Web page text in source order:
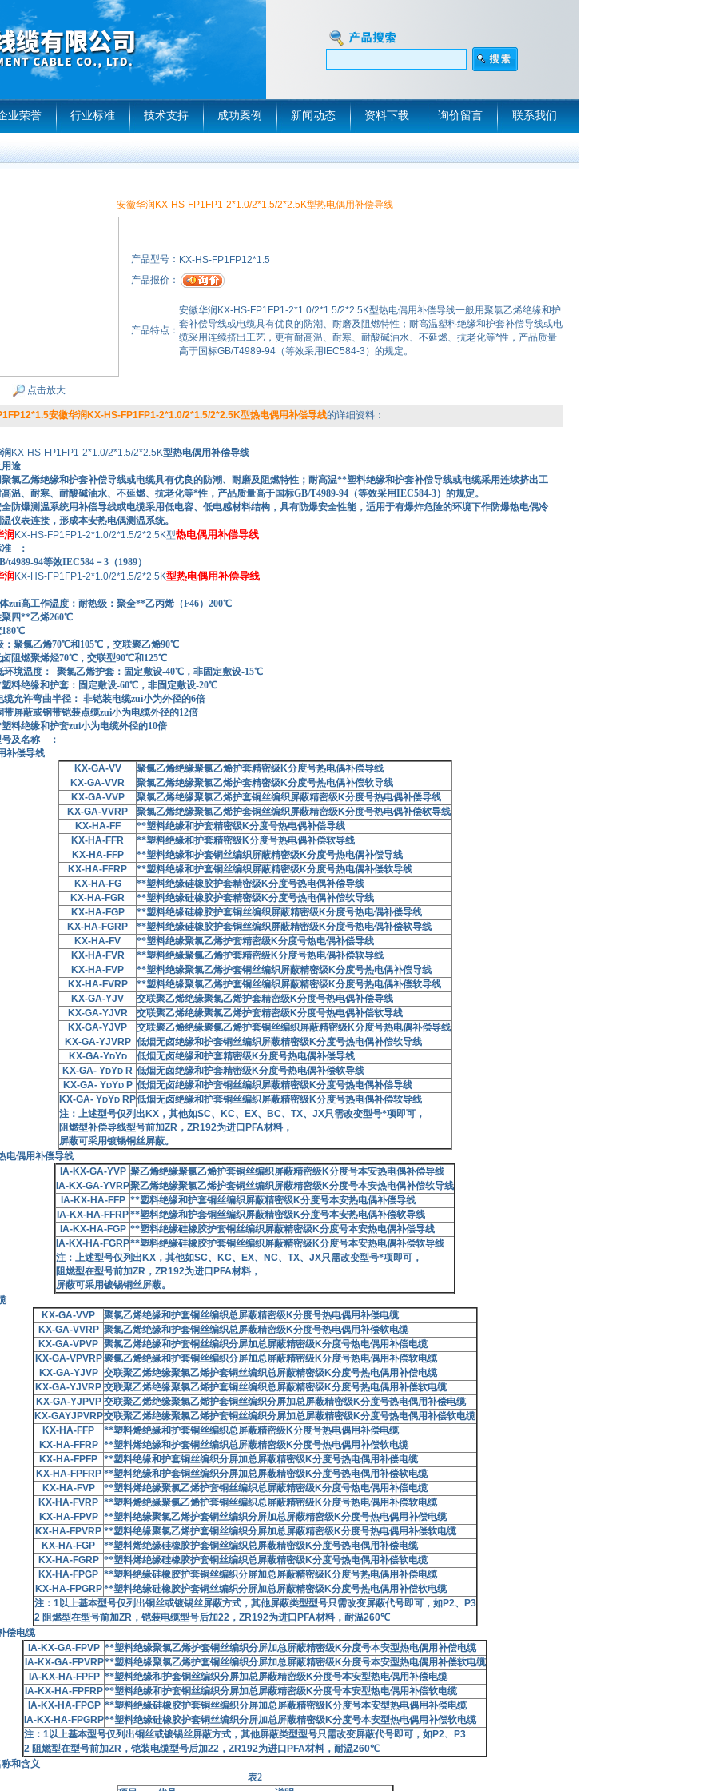
业荣誉 行业标准 技术支持 成功案例 新闻动态 资料下载 询价留言 联系我们
安徽华润KX-HS-FP1FP1-2*1.0/2*1.5/2*2.5K型热电偶用补偿导线
点击放大
产品型号： KX-HS-FP1FP12*1.5
产品报价：
产品特点：
安徽华润KX-HS-FP1FP1-2*1.0/2*1.5/2*2.5K型热电偶用补偿导线一般用聚氯乙烯绝缘和护
套补偿导线或电缆具有优良的防潮、耐磨及阻燃特性；耐高温塑料绝缘和护套补偿导线或电
缆采用连续挤出工艺，更有耐高温、耐寒、耐酸碱油水、不延燃、抗老化等*性，产品质量
高于国标GB/T4989-94（等效采用IEC584-3）的规定。
安徽华润KX-HS-FP1FP1-2*1.0/2*1.5/2*2.5K型热电偶用补偿导线的详细资料：
KX-HS-FP1FP1-2*1.0/2*1.5/2*2.5K型热电偶用补偿导线
途
氯乙烯绝缘和护套补偿导线或电缆具有优良的防潮、耐磨及阻燃特性；耐高温**塑料绝缘和护套补偿导线或电缆采用连续挤出工
温、耐寒、耐酸碱油水、不延燃、抗老化等*性，产品质量高于国标GB/T4989-94（等效采用IEC584-3）的规定。
防爆测温系统用补偿导线或电缆采用低电容、低电感材料结构，具有防爆安全性能，适用于有爆炸危险的环境下作防爆热电偶冷
仪表连接，形成本安热电偶测温系统。
润 KX-HS-FP1FP1-2*1.0/2*1.5/2*2.5K型热电偶用补偿导线
准 ：
94等效IEC584－3（1989）
润 KX-HS-FP1FP1-2*1.0/2*1.5/2*2.5K型热电偶用补偿导线
高工作温度：耐热级：聚全**乙丙烯（F46）200℃
四**乙烯260℃
氯乙烯70℃和105℃，交联聚乙烯90℃
燃聚烯烃70℃，交联型90℃和125℃
环境温度： 聚氯乙烯护套：固定敷设-40℃，非固定敷设-15℃
和护套：固定敷设-60℃，非固定敷设-20℃
缆允许弯曲半径： 非铠装电缆zui小为外径的6倍
或钢带铠装点缆zui小为电缆外径的12倍
和护套zui小为电缆外径的10倍
号及名称 ：
补偿导线
KX-GA-VV
聚氯乙烯绝缘聚氯乙烯护套精密级K分度号热电偶补偿导线
KX-GA-VVR
聚氯乙烯绝缘聚氯乙烯护套精密级K分度号热电偶补偿软导线
KX-GA-VVP
聚氯乙烯绝缘聚氯乙烯护套铜丝编织屏蔽精密级K分度号热电偶补偿导线
KX-GA-VVRP
聚氯乙烯绝缘聚氯乙烯护套铜丝编织屏蔽精密级K分度号热电偶补偿软导线
KX-HA-FF
**塑料绝缘和护套精密级K分度号热电偶补偿导线
KX-HA-FFR
**塑料绝缘和护套精密级K分度号热电偶补偿软导线
KX-HA-FFP
**塑料绝缘和护套铜丝编织屏蔽精密级K分度号热电偶补偿导线
KX-HA-FFRP
**塑料绝缘和护套铜丝编织屏蔽精密级K分度号热电偶补偿软导线
KX-HA-FG
**塑料绝缘硅橡胶护套精密级K分度号热电偶补偿导线
KX-HA-FGR
**塑料绝缘硅橡胶护套精密级K分度号热电偶补偿软导线
KX-HA-FGP
**塑料绝缘硅橡胶护套铜丝编织屏蔽精密级K分度号热电偶补偿导线
KX-HA-FGRP
**塑料绝缘硅橡胶护套铜丝编织屏蔽精密级K分度号热电偶补偿软导线
KX-HA-FV
**塑料绝缘聚氯乙烯护套精密级K分度号热电偶补偿导线
KX-HA-FVR
**塑料绝缘聚氯乙烯护套精密级K分度号热电偶补偿软导线
KX-HA-FVP
**塑料绝缘聚氯乙烯护套铜丝编织屏蔽精密级K分度号热电偶补偿导线
KX-HA-FVRP
**塑料绝缘聚氯乙烯护套铜丝编织屏蔽精密级K分度号热电偶补偿软导线
KX-GA-YJV
交联聚乙烯绝缘聚氯乙烯护套精密级K分度号热电偶补偿导线
KX-GA-YJVR
交联聚乙烯绝缘聚氯乙烯护套精密级K分度号热电偶补偿软导线
KX-GA-YJVP
交联聚乙烯绝缘聚氯乙烯护套铜丝编织屏蔽精密级K分度号热电偶补偿导线
KX-GA-YJVRP 低烟无卤绝缘和护套铜丝编织屏蔽精密级K分度号热电偶补偿软导线
KX-GA-YDYD 低烟无卤绝缘和护套精密级K分度号热电偶补偿导线
KX-GA- YDYD R 低烟无卤绝缘和护套精密级K分度号热电偶补偿软导线
KX-GA- YDYDP 低烟无卤绝缘和护套铜丝编织屏蔽精密级K分度号热电偶补偿导线
KX-GA- YDYD RP低烟无卤绝缘和护套铜丝编织屏蔽精密级K分度号热电偶补偿软导线
注：上述型号仅列出 KX ，其他如SC、 KC、 EX、 BC、 TX、 JX只需改变型号*项即可，
阻燃型补偿导线型号前加ZR ， ZR192为进口 PFA材料，
屏蔽可采用镀锡铜丝屏蔽。
电偶用补偿导线
IA-KX-GA-YVP 聚乙烯绝缘聚氯乙烯护套铜丝编织屏蔽精密级K分度号本安热电偶补偿导线
IA-KX-GA-YVRP聚乙烯绝缘聚氯乙烯护套铜丝编织屏蔽精密级K分度号本安热电偶补偿软导线
IA-KX-HA-FFP **塑料绝缘和护套铜丝编织屏蔽精密级K分度号本安热电偶补偿导线
IA-KX-HA-FFRP**塑料绝缘和护套铜丝编织屏蔽精密级K分度号本安热电偶补偿软导线
IA-KX-HA-FGP **塑料绝缘硅橡胶护套铜丝编织屏蔽精密级K分度号本安热电偶补偿导线
IA-KX-HA-FGRP**塑料绝缘硅橡胶护套铜丝编织屏蔽精密级K分度号本安热电偶补偿软导线
注：上述型号仅列出 KX ，其他如SC、 KC、 EX、 NC、 TX、 JX只需改变型号*项即可，
阻燃型在型号前加ZR ， ZR192为进口 PFA材料，
屏蔽可采用镀锡铜丝屏蔽。
KX-GA-VVP
聚氯乙烯绝缘和护套铜丝编织总屏蔽精密级K分度号热电偶用补偿电缆
KX-GA-VVRP 聚氯乙烯绝缘和护套铜丝编织总屏蔽精密级K分度号热电偶用补偿软电缆
KX-GA-VPVP 聚氯乙烯绝缘和护套铜丝编织分屏加总屏蔽精密级K分度号热电偶用补偿电缆
KX-GA-VPVRP聚氯乙烯绝缘和护套铜丝编织分屏加总屏蔽精密级K分度号热电偶用补偿软电缆
KX-GA-YJVP 交联聚乙烯绝缘聚氯乙烯护套铜丝编织总屏蔽精密级K分度号热电偶用补偿电缆
KX-GA-YJVRP 交联聚乙烯绝缘聚氯乙烯护套铜丝编织总屏蔽精密级K分度号热电偶用补偿软电缆
KX-GA-YJPVP 交联聚乙烯绝缘聚氯乙烯护套铜丝编织分屏加总屏蔽精密级K分度号热电偶用补偿电缆
KX-GAYJPVRP交联聚乙烯绝缘聚氯乙烯护套铜丝编织分屏加总屏蔽精密级K分度号热电偶用补偿软电缆
KX-HA-FFP
**塑料烯绝缘和护套铜丝编织总屏蔽精密级K分度号热电偶用补偿电缆
KX-HA-FFRP **塑料烯绝缘和护套铜丝编织总屏蔽精密级K分度号热电偶用补偿软电缆
KX-HA-FPFP **塑料绝缘和护套铜丝编织分屏加总屏蔽精密级K分度号热电偶用补偿电缆
KX-HA-FPFRP **塑料绝缘和护套铜丝编织分屏加总屏蔽精密级K分度号热电偶用补偿软电缆
KX-HA-FVP
**塑料烯绝缘聚氯乙烯护套铜丝编织总屏蔽精密级K分度号热电偶用补偿电缆
KX-HA-FVRP **塑料烯绝缘聚氯乙烯护套铜丝编织总屏蔽精密级K分度号热电偶用补偿软电缆
KX-HA-FPVP **塑料绝缘聚氯乙烯护套铜丝编织分屏加总屏蔽精密级K分度号热电偶用补偿电缆
KX-HA-FPVRP **塑料绝缘聚氯乙烯护套铜丝编织分屏加总屏蔽精密级K分度号热电偶用补偿软电缆
KX-HA-FGP
**塑料烯绝缘硅橡胶护套铜丝编织总屏蔽精密级K分度号热电偶用补偿电缆
KX-HA-FGRP **塑料烯绝缘硅橡胶护套铜丝编织总屏蔽精密级K分度号热电偶用补偿软电缆
KX-HA-FPGP **塑料绝缘硅橡胶护套铜丝编织分屏加总屏蔽精密级K分度号热电偶用补偿电缆
KX-HA-FPGRP**塑料绝缘硅橡胶护套铜丝编织分屏加总屏蔽精密级K分度号热电偶用补偿软电缆
注： 1以上基本型号仅列出铜丝或镀锡丝屏蔽方式，其他屏蔽类型型号只需改变屏蔽代号即可，如P2、
P3
2 阻燃型在型号前加ZR，铠装电缆型号后加22， ZR192为进口 PFA材料，耐温260℃
偿电缆
IA-KX-GA-FPVP **塑料绝缘聚氯乙烯护套铜丝编织分屏加总屏蔽精密级K分度号本安型热电偶用补偿电缆
IA-KX-GA-FPVRP**塑料绝缘聚氯乙烯护套铜丝编织分屏加总屏蔽精密级K分度号本安型热电偶用补偿软电缆
IA-KX-HA-FPFP **塑料绝缘和护套铜丝编织分屏加总屏蔽精密级K分度号本安型热电偶用补偿电缆
IA-KX-HA-FPFRP**塑料绝缘和护套铜丝编织分屏加总屏蔽精密级K分度号本安型热电偶用补偿软电缆
IA-KX-HA-FPGP **塑料绝缘硅橡胶护套铜丝编织分屏加总屏蔽精密级K分度号本安型热电偶用补偿电缆
IA-KX-HA-FPGRP**塑料绝缘硅橡胶护套铜丝编织分屏加总屏蔽精密级K分度号本安型热电偶用补偿软电缆
注： 1以上基本型号仅列出铜丝或镀锡丝屏蔽方式，其他屏蔽类型型号只需改变屏蔽代号即可，如P2、
P3
2 阻燃型在型号前加ZR ，铠装电缆型号后加22 ， ZR192为进口 PFA材料，耐温260℃
和含义
表2